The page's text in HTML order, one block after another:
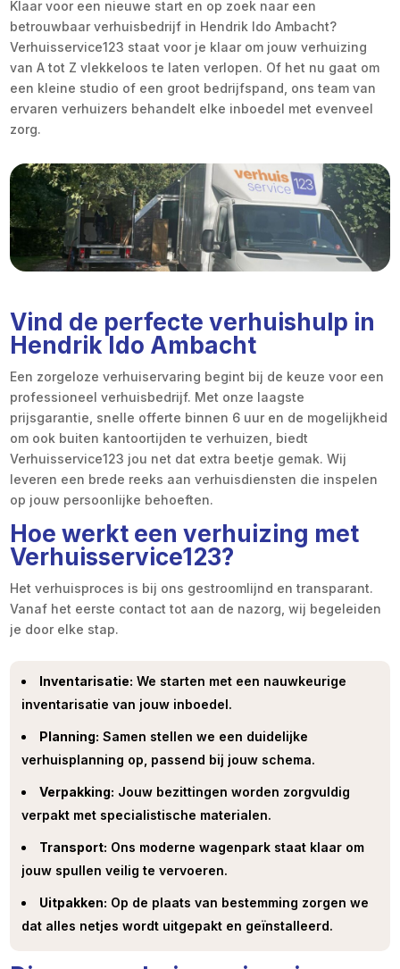
Klaar voor een nieuwe start en op zoek naar een
betrouwbaar verhuisbedrijf in Hendrik Ido Ambacht?
Verhuisservice123 staat voor je klaar om jouw verhuizing
van A tot Z vlekkeloos te laten verlopen. Of het nu gaat om
een kleine studio of een groot bedrijfspand, ons team van
ervaren verhuizers behandelt elke inboedel met evenveel
zorg.
Vind de perfecte verhuishulp in
Hendrik Ido Ambacht
Een zorgeloze verhuiservaring begint bij de keuze voor een
professioneel verhuisbedrijf. Met onze laagste
prijsgarantie, snelle offerte binnen 6 uur en de mogelijkheid
om ook buiten kantoortijden te verhuizen, biedt
Verhuisservice123 jou net dat extra beetje gemak. Wij
leveren een brede reeks aan verhuisdiensten die inspelen
op jouw persoonlijke behoeften.
Hoe werkt een verhuizing met
Verhuisservice123?
Het verhuisproces is bij ons gestroomlijnd en transparant.
Vanaf het eerste contact tot aan de nazorg, wij begeleiden
je door elke stap.
Inventarisatie: We starten met een nauwkeurige
inventarisatie van jouw inboedel.
Planning: Samen stellen we een duidelijke
verhuisplanning op, passend bij jouw schema.
Verpakking: Jouw bezittingen worden zorgvuldig
verpakt met specialistische materialen.
Transport: Ons moderne wagenpark staat klaar om
jouw spullen veilig te vervoeren.
Uitpakken: Op de plaats van bestemming zorgen we
dat alles netjes wordt uitgepakt en geïnstalleerd.